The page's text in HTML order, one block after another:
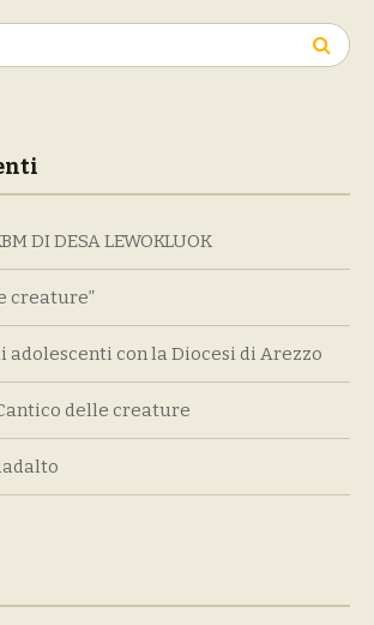
DI DESA LEWOKLUOK
creature”
adolescenti con la Diocesi di Arezzo
delle creature